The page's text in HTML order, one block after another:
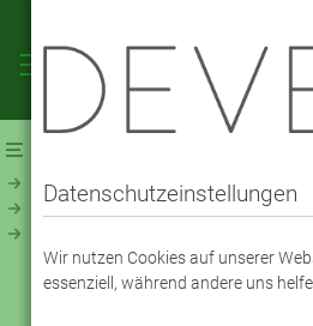
Viskose Taft Premium (120300)
Schwarz
Datenschutzeinstellungen
Wir nutzen Cookies auf unserer
essenziell, während andere uns